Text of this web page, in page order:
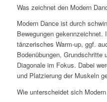
Was zeichnet den Modern
Modern Dance ist durch
Bewegungen gekennzeichnet.
tänzerisches Warm-up, ggf.
Bodenübungen, Grundschritte
Diagonale im Fokus. Dabei
und Platzierung der Muskeln
Wie unterscheidet sich